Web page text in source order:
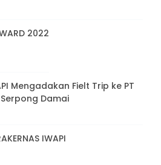
2022
Mengadakan Fielt Trip ke PT
Damai
IWAPI